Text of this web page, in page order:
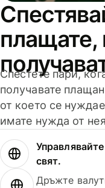
плащате,
Спестете пари,
получавате
от което се
имате нужда от
свят.
Дръжте